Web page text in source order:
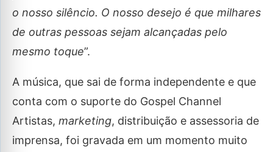
o nosso silêncio. O nosso desejo é que milhares
de outras pessoas sejam alcançadas pelo
mesmo toque”.
A música, que sai de forma independente e que
conta com o suporte do Gospel Channel
Artistas, marketing, distribuição e assessoria de
imprensa, foi gravada em um momento muito